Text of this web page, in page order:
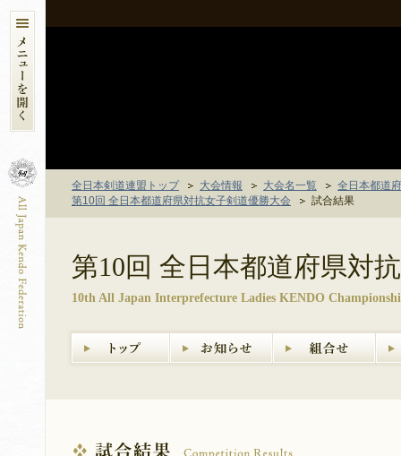
全日本剣道連盟トップ 大会情報 大会名一覧
全日本都道
第10回 全日本都道府県対抗女子剣道優勝大会
試合結果
第10回 全日本都道府県対
10th All Japan Interprefecture Ladies KENDO